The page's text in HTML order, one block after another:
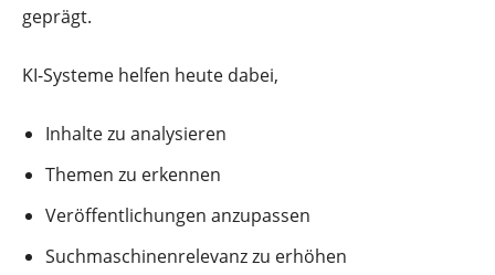
geprägt.
KI-Systeme helfen heute dabei,
Inhalte zu analysieren
Themen zu erkennen
Veröffentlichungen anzupassen
Suchmaschinenrelevanz zu erhöhen